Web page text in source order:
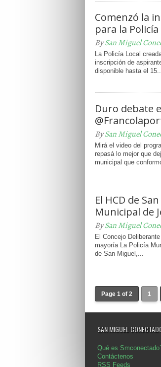
Comenzó la
para la
BySan Miguel
La Policía Local
inscripción de
disponible hasta el
Duro debate
BySan Miguel
Mirá el video del
repasá lo mejor que
municipal que
El HCD de
Municipal de
BySan Miguel
El Concejo
mayoría La Policía
de San Miguel,...
Page 1 of 2 1
SAN MIGUEL
Qué es
Contáctenos
RSS Feeds